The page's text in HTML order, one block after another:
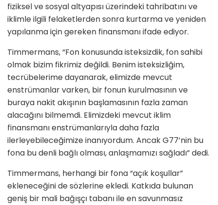
fiziksel ve sosyal altyapısı üzerindeki tahribatını ve
iklimle ilgili felaketlerden sonra kurtarma ve yeniden
yapılanma için gereken finansmanı ifade ediyor.
Timmermans, “Fon konusunda isteksizdik, fon sahibi
olmak bizim fikrimiz değildi. Benim isteksizliğim,
tecrübelerime dayanarak, elimizde mevcut
enstrümanlar varken, bir fonun kurulmasının ve
buraya nakit akışının başlamasının fazla zaman
alacağını bilmemdi. Elimizdeki mevcut iklim
finansmanı enstrümanlarıyla daha fazla
ilerleyebileceğimize inanıyordum. Ancak G77’nin bu
fona bu denli bağlı olması, anlaşmamızı sağladı” dedi.
Timmermans, herhangi bir fona “açık koşullar”
ekleneceğini de sözlerine ekledi. Katkıda bulunan
geniş bir mali bağışçı tabanı ile en savunmasız